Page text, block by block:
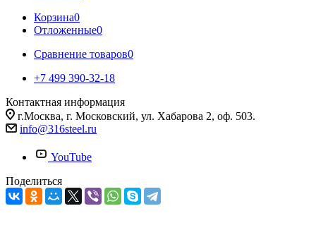
Корзина0
Отложенные0
Сравнение товаров0
+7 499 390-32-18
Контактная информация
г.Москва, г. Московский, ул. Хабарова 2, оф. 503.
info@316steel.ru
YouTube
Поделиться